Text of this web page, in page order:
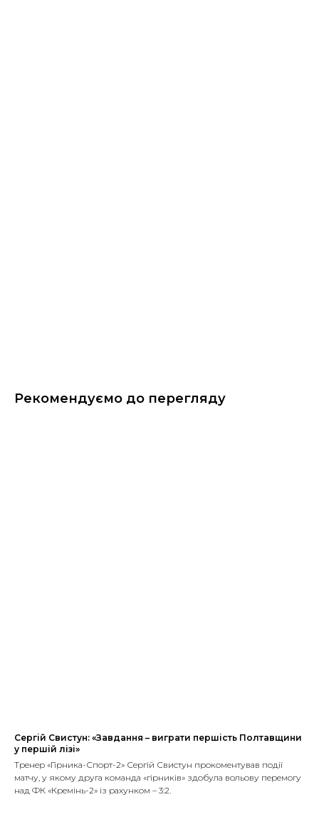
Рекомендуємо до перегляду
Сергій Свистун: «Завдання – виграти першість Полтавщини
у першій лізі»
Тренер «Гірника-Спорт-2» Сергій Свистун прокоментував події
матчу, у якому друга команда «гірників» здобула вольову перемогу
над ФК «Кремінь-2» із рахунком – 3:2.